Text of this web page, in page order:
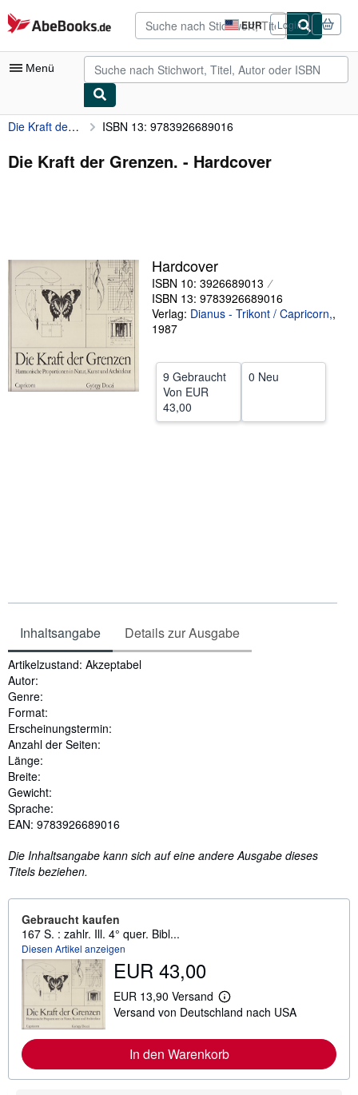
Zum Hauptinhalt
AbeBooks.de EUR
Seite
der
Einkaufseinstellungen.
Login
Menü
Nutzerkonto
Meine Bestellungen
Kunst & Sammlerstücke
Verkäufer
Verkäufer werden
Hilfe
SCHLIESSEN
Die Kraft der Grenzen. ISBN 13: 9783926689016
Die Kraft der Grenzen. - Hardcover
Hardcover
ISBN 10: 3926689013
ISBN 13: 9783926689016
Verlag: Dianus - Trikont / Capricorn,,
1987
9 Gebraucht
Von EUR
43,00
0 Neu
Inhaltsangabe Details zur Ausgabe
Inhaltsangabe
Artikelzustand: Akzeptabel
Autor:
Genre:
Format:
Erscheinungstermin:
Anzahl der Seiten:
Länge:
Breite:
Gewicht:
Sprache:
EAN: 9783926689016
Die Inhaltsangabe kann sich auf eine andere Ausgabe dieses
Titels beziehen.
Gebraucht kaufen
167 S. : zahlr. Ill. 4° quer. Bibl...
Diesen Artikel anzeigen
EUR 43,00
EUR 13,90 Versand
W
e
t
e
r
e
Versand von Deutschland nach USA
In den Warenkorb